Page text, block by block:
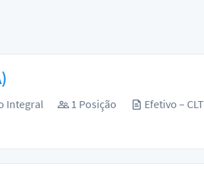
Integral 1 Posição Efetivo – CLT